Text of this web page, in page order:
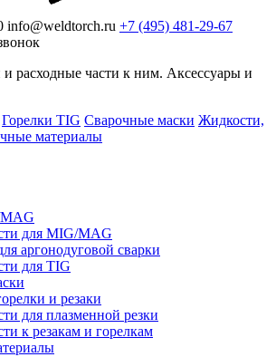
info@weldtorch.ru +7 (495) 481-29-67
расходные части к ним. Аксессуары и
Горелки TIG Сварочные маски Жидкости,
материалы
для MIG/MAG
аргонодуговой сварки
для TIG
и резаки
для плазменной резки
к резакам и горелкам